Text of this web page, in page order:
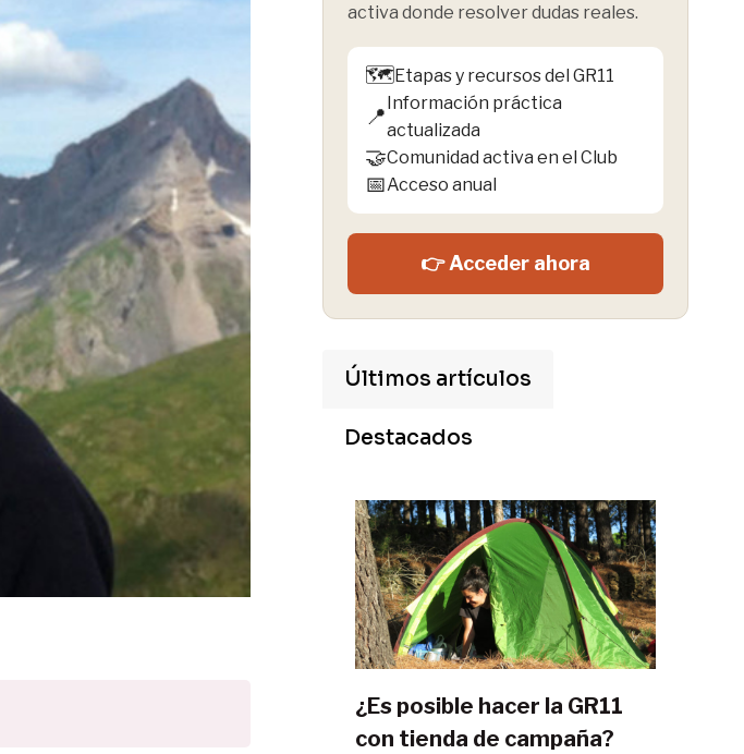
activa donde resolver dudas reales.
🗺️Etapas y recursos del GR11
📍
Información práctica
actualizada
🤝Comunidad activa en el Club
📅Acceso anual
👉 Acceder ahora
Últimos artículos
Destacados
¿Es posible hacer la GR11
con tienda de campaña?